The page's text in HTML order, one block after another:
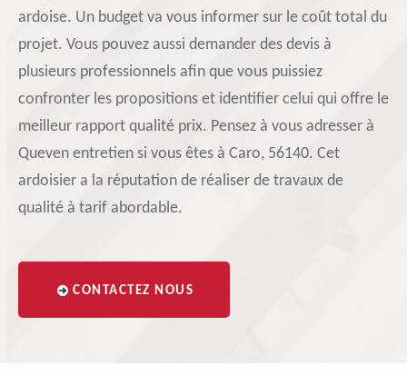
ardoise. Un budget va vous informer sur le coût total du
projet. Vous pouvez aussi demander des devis à
plusieurs professionnels afin que vous puissiez
confronter les propositions et identifier celui qui offre le
meilleur rapport qualité prix. Pensez à vous adresser à
Queven entretien si vous êtes à Caro, 56140. Cet
ardoisier a la réputation de réaliser de travaux de
qualité à tarif abordable.
CONTACTEZ NOUS